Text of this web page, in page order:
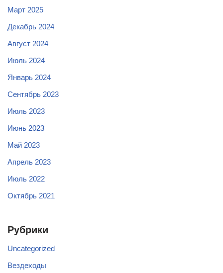
Март 2025
Декабрь 2024
Август 2024
Июль 2024
Январь 2024
Сентябрь 2023
Июль 2023
Июнь 2023
Май 2023
Апрель 2023
Июль 2022
Октябрь 2021
Рубрики
Uncategorized
Вездеходы